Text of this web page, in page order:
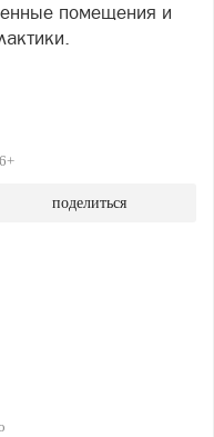
помещения и
поделиться